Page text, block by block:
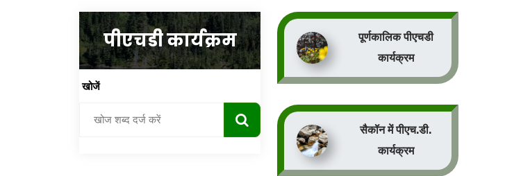
पीएचडी कार्यक्रम
खोजें
पूर्णकालिक पीएचडी
कार्यक्रम
सैकॉन में पीएच.डी.
कार्यक्रम